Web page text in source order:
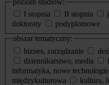
I stopnia
II stopnia
doktoraty
podyplomowe
obszar tematyczny:
biznes, zarządzanie
dziennikarstwo, media
informatyka, nowe technologie
międzykulturowa
kultura,